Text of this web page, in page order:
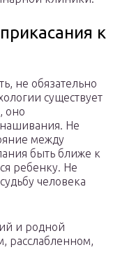
к
не обязательно
существует
оно
Не
между
быть ближе к
ребенку. Не
человека
и родной
расслабленном,